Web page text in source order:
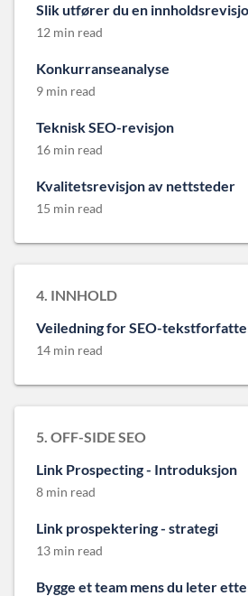
Slik utfører du en
12 min read
Konkurranseanalyse
9 min read
Teknisk SEO-revisjon
16 min read
Kvalitetsrevisjon av nettsteder
15 min read
4. INNHOLD
Veiledning for SEO-
14 min read
5. OFF-SIDE SEO
Link Prospecting - Introduksjon
8 min read
Link prospektering - strategi
13 min read
Bygge et team mens du leter